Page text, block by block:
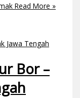
Read More »
Bor –